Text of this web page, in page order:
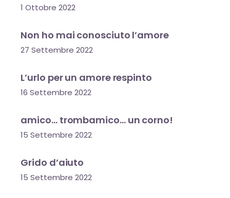
1 Ottobre 2022
Non ho mai conosciuto l’amore
27 Settembre 2022
L’urlo per un amore respinto
16 Settembre 2022
amico… trombamico… un corno!
15 Settembre 2022
Grido d’aiuto
15 Settembre 2022